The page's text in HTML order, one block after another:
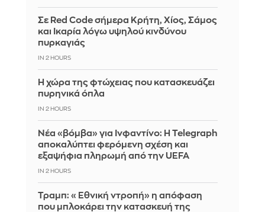
Σε Red Code σήμερα Κρήτη, Χίος, Σάμος
και Ικαρία λόγω υψηλού κινδύνου
πυρκαγιάς
IN 2 HOURS
Η χώρα της φτώχειας που κατασκευάζει
πυρηνικά όπλα
IN 2 HOURS
Νέα «βόμβα» για Ινφαντίνο: Η Telegraph
αποκαλύπτει φερόμενη σχέση και
εξαψήφια πληρωμή από την UEFA
IN 2 HOURS
Τραμπ: «Εθνική ντροπή» η απόφαση
που μπλοκάρει την κατασκευή της